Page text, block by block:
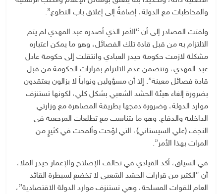
والمخاطبات مع الدولة، إضافةً إلى إغلاق باب التطوع”.
ولفتت المصادر إلى أن “الأمر الذي أصدره عبد المهدي لم يتم
الالتزام به من قبل قادة تلك الفصائل، وهو ما يمكن اعتباره
مشكلة لازمت حكومة حيدر العبادي وانتقلت إلى حكومة عادل
عبد المهدي، وتتضمن عدم الالتزام بقرارات الحكومة من قبل
قادة فصائل معينة”. إلا أن مسؤولين ونواباً لا يزالون يعتقدون
بضرورة إلغاء هيئة الحشد الشعبي بشكل كلي، لكونها تستنزف
موارد الدولة، وضرورة دمجها بطريقة المصاهرة مع وزارتي
الداخلية والدفاع. وهو ما يتناسب مع تطلعات المرجعية في
النجف (علي السيستاني)، التي لوّحت وألمحت في كثيرٍ من
المرات بهذا الأمر”.
في السياق، أكد القيادي في تحالف الإصلاح والإعمار حيدر الملا،
أن “الكثير من قرارات الحشد الشعبي لا تخضع لسيطرة القائد
العام للقوات المسلحة، وهي تستنزف موارد الدولة الاقتصادية”،